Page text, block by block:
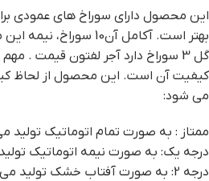
این محصول دارای سوراخ های عمودی
گل 3 سوراخ دارد آجر لفتون قيمت .
کیفیت آن است. این محصول از لحاظ
می شود:
ممتاز : به صورت تمام اتوماتیک تولید
درجه یک: به صورت نیمه اتوماتیک
درجه 2: به صورت آفتاب خشک تولید می شود.